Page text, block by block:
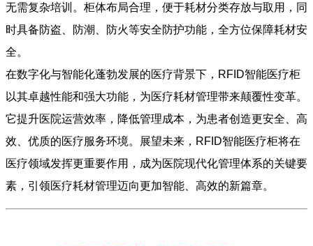
无需复杂培训。柜体布局合理，便于耗材分类存放与取用，同
时具备防盗、防潮、防火等安全防护功能，全方位保障耗材安
全。
在数字化与智能化蓬勃发展的医疗背景下，RFID智能医疗柜
以其卓越性能和强大功能，为医疗耗材管理带来颠覆性变革。
它提升医院运营效率，降低管理成本，为患者创造更安全、高
效、优质的医疗服务环境。展望未来，RFID智能医疗柜将在
医疗领域发挥更重要作用，成为医院现代化管理体系的关键要
素，引领医疗耗材管理迈向更加智能、高效的新篇章。